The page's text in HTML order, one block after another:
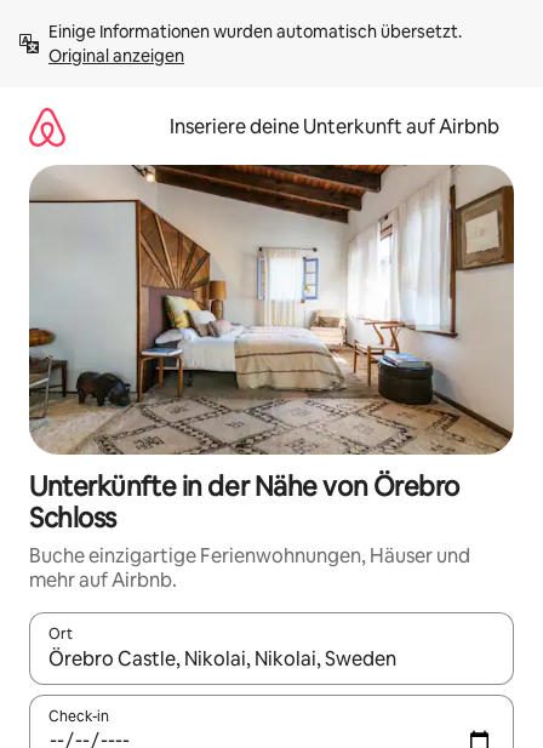
Inhalten
springenOriginal anzeigen
Inseriere deine Unterkunft auf Airbnb
Unterkünfte in der Nähe von Örebro
Schloss
Buche einzigartige Ferienwohnungen, Häuser und
mehr auf Airbnb.
Ort
Wenn Ergebnisse verfügbar sind, navigiere mit den
Check-in